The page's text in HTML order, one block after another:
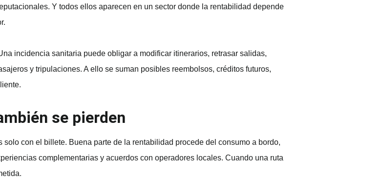
Y todos ellos aparecen en un sector donde la rentabilidad depende
incidencia sanitaria puede obligar a modificar itinerarios, retrasar salidas,
y tripulaciones. A ello se suman posibles reembolsos, créditos futuros,
se pierden
con el billete. Buena parte de la rentabilidad procede del consumo a bordo,
complementarias y acuerdos con operadores locales. Cuando una ruta